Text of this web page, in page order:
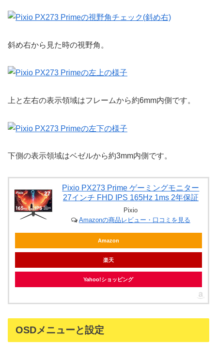
斜め右から見た時の視野角。
上と左右の表示領域はフレームから約6mm内側です。
下側の表示領域はベゼルから約3mm内側です。
Pixio PX273 Prime ゲーミングモニター
27インチ FHD IPS 165Hz 1ms 2年保証
Pixio
Amazonの商品レビュー・口コミを見る
Amazon
楽天
Yahoo!ショッピング
OSDメニューと設定